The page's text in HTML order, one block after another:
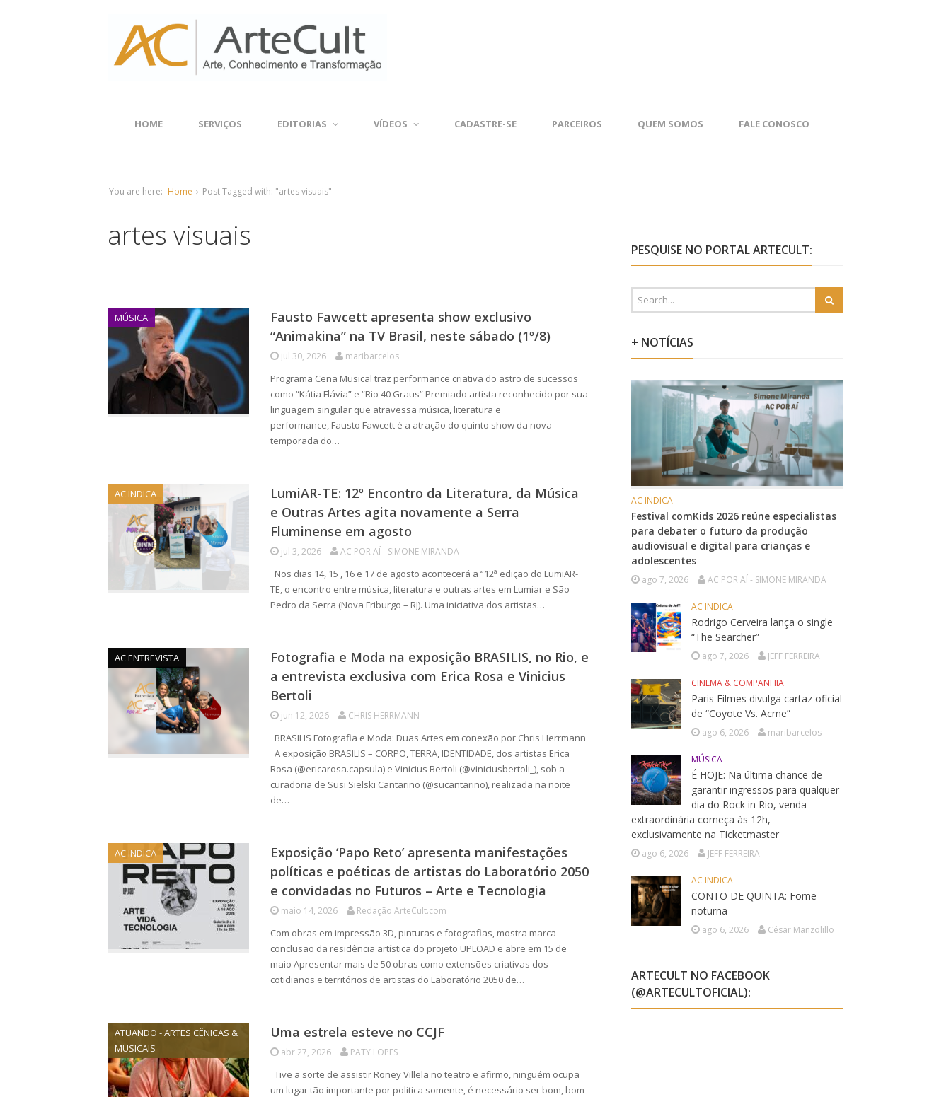
HOME SERVIÇOS EDITORIAS VÍDEOS CADASTRE-SE PARCEIROS QUEM SOMOS FALE CONOSCO
You are here: Home › Post Tagged with: "artes visuais"
artes visuais
MÚSICA
Fausto Fawcett apresenta show exclusivo
“Animakina” na TV Brasil, neste sábado (1º/8)
jul 30, 2026 maribarcelos
Programa Cena Musical traz performance criativa do astro de sucessos
como “Kátia Flávia” e “Rio 40 Graus” Premiado artista reconhecido por sua
linguagem singular que atravessa música, literatura e
performance, Fausto Fawcett é a atração do quinto show da nova
temporada do…
AC INDICA
LumiAR-TE: 12º Encontro da Literatura, da Música
e Outras Artes agita novamente a Serra
Fluminense em agosto
jul 3, 2026 AC POR AÍ - SIMONE MIRANDA
Nos dias 14, 15 , 16 e 17 de agosto acontecerá a “12ª edição do LumiAR-
TE, o encontro entre música, literatura e outras artes em Lumiar e São
Pedro da Serra (Nova Friburgo – RJ). Uma iniciativa dos artistas…
AC ENTREVISTA
Fotografia e Moda na exposição BRASILIS, no Rio, e
a entrevista exclusiva com Erica Rosa e Vinicius
Bertoli
jun 12, 2026 CHRIS HERRMANN
BRASILIS Fotografia e Moda: Duas Artes em conexão por Chris Herrmann
A exposição BRASILIS – CORPO, TERRA, IDENTIDADE, dos artistas Erica
Rosa (@ericarosa.capsula) e Vinicius Bertoli (@viniciusbertoli_), sob a
curadoria de Susi Sielski Cantarino (@sucantarino), realizada na noite
de…
AC INDICA
Exposição ‘Papo Reto’ apresenta manifestações
políticas e poéticas de artistas do Laboratório 2050
e convidadas no Futuros – Arte e Tecnologia
maio 14, 2026 Redação ArteCult.com
Com obras em impressão 3D, pinturas e fotografias, mostra marca
conclusão da residência artística do projeto UPLOAD e abre em 15 de
maio Apresentar mais de 50 obras como extensões criativas dos
cotidianos e territórios de artistas do Laboratório 2050 de…
ATUANDO - ARTES CÊNICAS &
MUSICAIS
Uma estrela esteve no CCJF
abr 27, 2026 PATY LOPES
Tive a sorte de assistir Roney Villela no teatro e afirmo, ninguém ocupa
um lugar tão importante por politica somente, é necessário ser bom, bom
PESQUISE NO PORTAL ARTECULT:
+ NOTÍCIAS
AC INDICA
Festival comKids 2026 reúne especialistas
para debater o futuro da produção
audiovisual e digital para crianças e
adolescentes
ago 7, 2026 AC POR AÍ - SIMONE MIRANDA
AC INDICA
Rodrigo Cerveira lança o single
“The Searcher”
ago 7, 2026 JEFF FERREIRA
CINEMA & COMPANHIA
Paris Filmes divulga cartaz oficial
de “Coyote Vs. Acme”
ago 6, 2026 maribarcelos
MÚSICA
É HOJE: Na última chance de
garantir ingressos para qualquer
dia do Rock in Rio, venda
extraordinária começa às 12h,
exclusivamente na Ticketmaster
ago 6, 2026 JEFF FERREIRA
AC INDICA
CONTO DE QUINTA: Fome
noturna
ago 6, 2026 César Manzolillo
ARTECULT NO FACEBOOK
(@ARTECULTOFICIAL):